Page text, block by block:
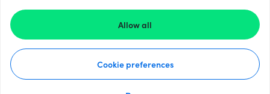
Allow all
Cookie preferences
Ved at logge ind med Recharge.com accepterer du
voresVilkår og betingelserog
Databeskyttelsesmeddelelse.
© 2026 Recharge.com
Sådan virker det
Databeskyttelses Erklæring